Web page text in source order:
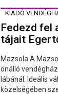
KIADÓ
Fedezd fel
tájait
Mazsola A
önálló
lábánál. Ideális
közelségében